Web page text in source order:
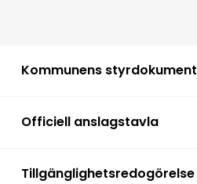
Kommunens styrdokument
Officiell anslagstavla
Tillgänglighetsredogörelse